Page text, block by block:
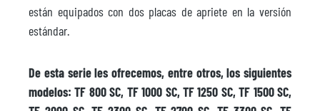
están equipados con dos placas de apriete en la versión
estándar.
De esta serie les ofrecemos, entre otros, los siguientes
modelos: TF 800 SC, TF 1000 SC, TF 1250 SC, TF 1500 SC,